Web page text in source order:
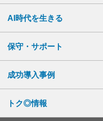
AI時代を生きる
保守・サポート
成功導入事例
トク◎情報